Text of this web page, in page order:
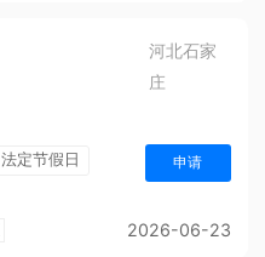
河北石家
庄
法定节假日
申请
2026-06-23